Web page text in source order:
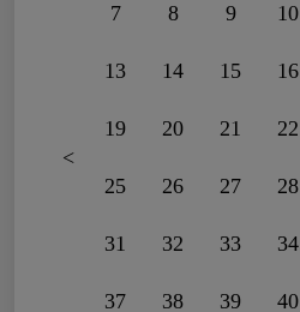
<
7 8 9 10
13 14 15 16
19 20 21 22
25 26 27 28
31 32 33 34
37 38 39 40